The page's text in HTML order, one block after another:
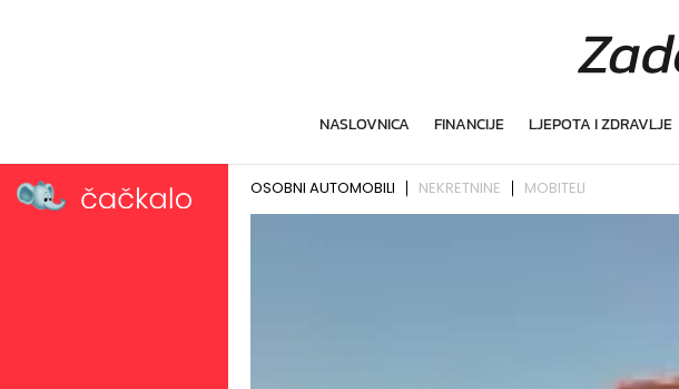
NASLOVNICA FINANCIJE LJEPOTA I ZDRAVLJE